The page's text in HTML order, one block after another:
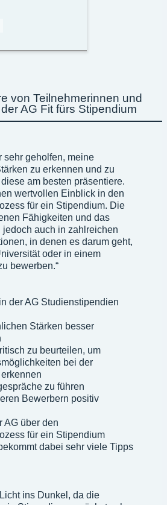
von Teilnehmerinnen und
AG Fit fürs Stipendium
sehr geholfen, meine
zu erkennen und zu
am besten präsentiere.
wertvollen Einblick in den
für ein Stipendium. Die
Fähigkeiten und das
jedoch auch in zahlreichen
in denen es darum geht,
oder in einem
bewerben.“
der AG Studienstipendien
Stärken besser
zu beurteilen, um
bei der
zu führen
Bewerbern positiv
AG über den
für ein Stipendium
dabei sehr viele Tipps
ins Dunkel, da die